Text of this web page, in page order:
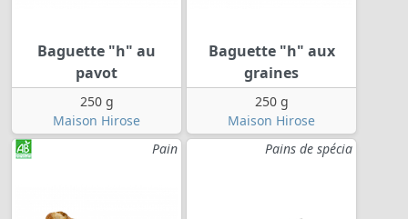
Baguette "h" au
pavot
250 g
Maison Hirose
Baguette "h" aux
graines
250 g
Maison Hirose
Pain
Pains de spécia